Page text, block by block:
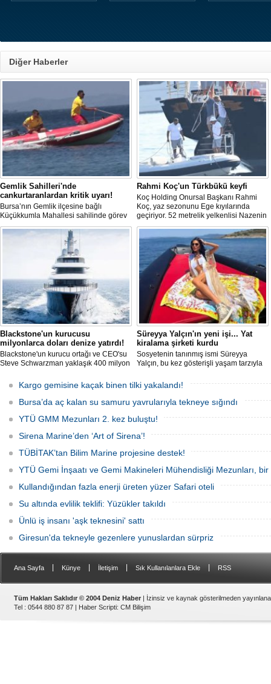
Diğer Haberler
Gemlik Sahilleri'nde
cankurtaranlardan kritik uyarı!
Bursa’nın Gemlik ilçesine bağlı
Küçükkumla Mahallesi sahilinde görev
yapan cankurtaranlar, sıcak havalarla
birlikte artan deniz yoğunluğunda
vatandaşların güvenliği için gün boyu
görev yapıyor. Ekipler, boğulma
vakalarının büyük bölümünün kişilerin
kendi sınırlarını aşması ve uyarıları
dikkate almamasından kaynaklandığını
belirtti.
Rahmi Koç'un Türkbükü keyfi
Koç Holding Onursal Başkanı Rahmi
Koç, yaz sezonunu Ege kıyılarında
geçiriyor. 52 metrelik yelkenlisi Nazenin
5 ile mavi tura çıkan Koç, Bodrum
Türkbükü'nde zodiak botla karaya
çıkarken görüntülendi.
Blackstone'un kurucusu
milyonlarca doları denize yatırdı!
Blackstone'un kurucu ortağı ve CEO'su
Steve Schwarzman yaklaşık 400 milyon
aldı. Project 1014 adlı yat 101 metre
uzunluğunda...
Süreyya Yalçın'ın yeni işi... Yat
kiralama şirketi kurdu
Sosyetenin tanınmış ismi Süreyya
Yalçın, bu kez gösterişli yaşam tarzıyla
gündem oldu. Yalçın Bodrum merkezli
bir yat kiralama şirketi kurdu.
Kargo gemisine kaçak binen tilki yakalandı!
Bursa’da aç kalan su samuru yavrularıyla tekneye sığındı
YTÜ GMM Mezunları 2. kez buluştu!
Sirena Marine’den ‘Art of Sirena’!
TÜBİTAK’tan Bilim Marine projesine destek!
YTÜ Gemi İnşaatı ve Gemi Makineleri Mühendisliği Mezunları,
Kullandığından fazla enerji üreten yüzer Safari oteli
Su altında evlilik teklifi: Yüzükler takıldı
Ünlü iş insanı 'aşk teknesini' sattı
Giresun'da tekneyle gezenlere yunuslardan sürpriz
Ana Sayfa Künye İletişim Sık Kullanılanlara Ekle RSS
Tüm Hakları Saklıdır © 2004 Deniz Haber | İzinsiz ve kaynak gösterilmeden
Tel : 0544 880 87 87 | Haber Scripti: CM Bilişim